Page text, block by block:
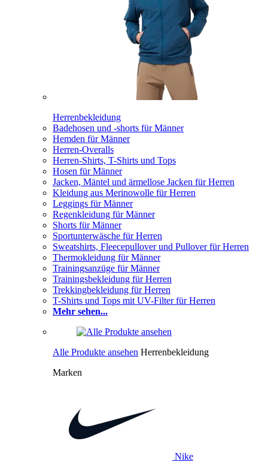
Herrenbekleidung
Badehosen und -shorts für Männer
Hemden für Männer
Herren-Overalls
Herren-Shirts, T-Shirts und Tops
Hosen für Männer
Jacken, Mäntel und ärmellose Jacken für Herren
Kleidung aus Merinowolle für Herren
Leggings für Männer
Regenkleidung für Männer
Shorts für Männer
Sportunterwäsche für Herren
Sweatshirts, Fleecepullover und Pullover für Herren
Thermokleidung für Männer
Trainingsanzüge für Männer
Trainingsbekleidung für Herren
Trekkingbekleidung für Herren
T-Shirts und Tops mit UV-Filter für Herren
Mehr sehen...
Alle Produkte ansehen Herrenbekleidung
Marken
Nike